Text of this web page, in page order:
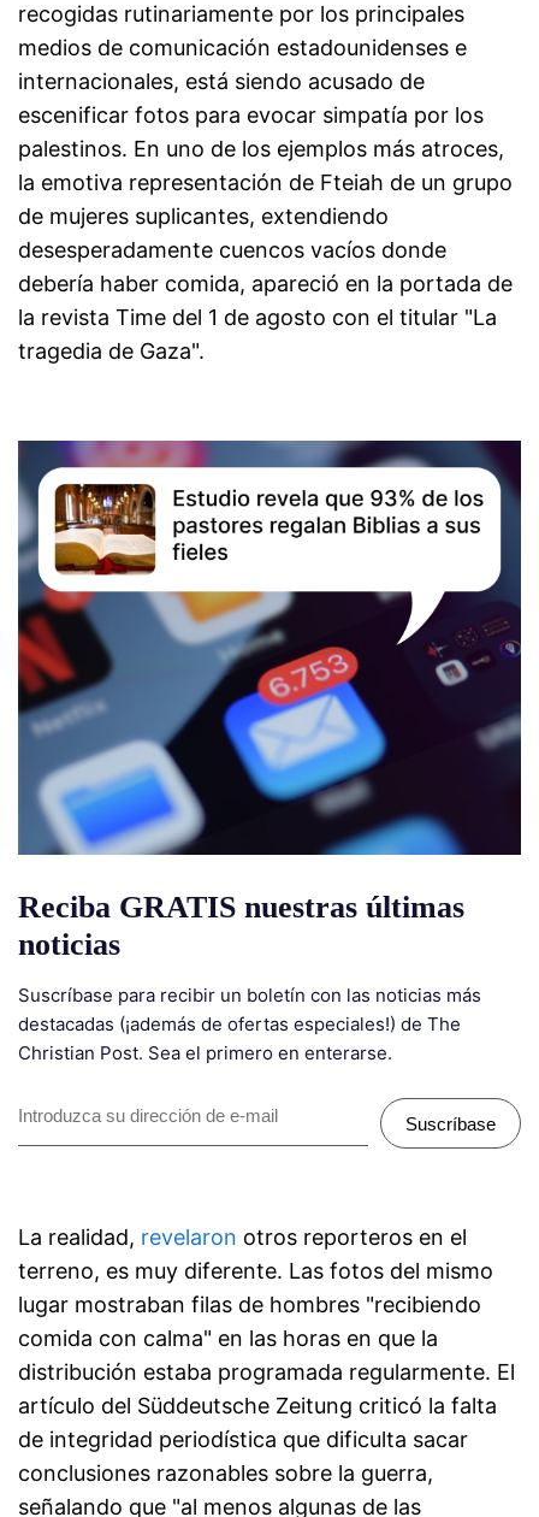
recogidas rutinariamente por los principales
medios de comunicación estadounidenses e
internacionales, está siendo acusado de
escenificar fotos para evocar simpatía por los
palestinos. En uno de los ejemplos más atroces,
la emotiva representación de Fteiah de un grupo
de mujeres suplicantes, extendiendo
desesperadamente cuencos vacíos donde
debería haber comida, apareció en la portada de
la revista Time del 1 de agosto con el titular "La
tragedia de Gaza".
Reciba GRATIS nuestras últimas
noticias
Suscríbase para recibir un boletín con las noticias más
destacadas (¡además de ofertas especiales!) de The
Christian Post. Sea el primero en enterarse.
Suscríbase
La realidad, revelaron otros reporteros en el
terreno, es muy diferente. Las fotos del mismo
lugar mostraban filas de hombres "recibiendo
comida con calma" en las horas en que la
distribución estaba programada regularmente. El
artículo del Süddeutsche Zeitung criticó la falta
de integridad periodística que dificulta sacar
conclusiones razonables sobre la guerra,
señalando que "al menos algunas de las